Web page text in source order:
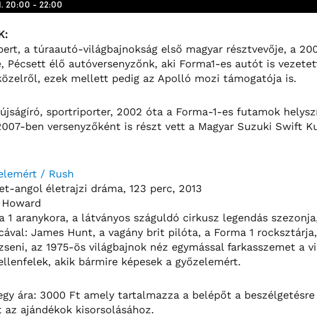
20:00 - 22:00
a túraautó-világbajnokság első magyar résztvevője, a
Pécsett élő autóversenyzőnk, aki Forma1-es autót is
ezek mellett pedig az Apolló mozi támogatója is.
sportriporter, 2002 óta a Forma-1-es futamok
ben versenyzőként is részt vett a Magyar Suzuki Swift
/ Rush
angol életrajzi dráma, 123 perc, 2013
1 aranykora, a látványos száguldó cirkusz legendás
James Hunt, a vagány brit pilóta, a Forma 1
az 1975-ös világbajnok néz egymással farkasszemet a
akik bármire képesek a győzelemért.
ára: 3000 Ft amely tartalmazza a belépőt a
ajándékok kisorsolásához.